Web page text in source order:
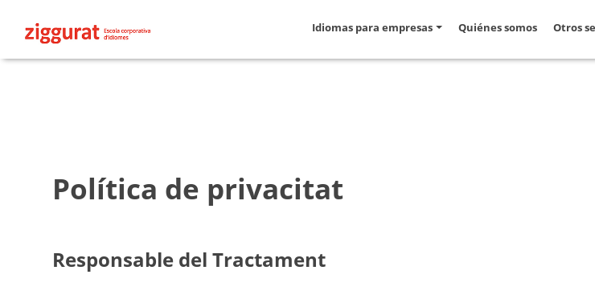
Idiomas para empresas Quiénes somos Otros
Política de privacitat
Responsable del Tractament